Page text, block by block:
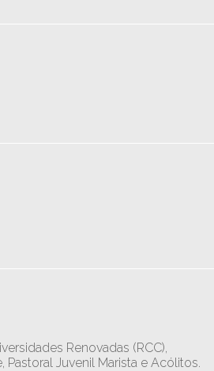
Renovadas (RCC),
Juvenil Marista e Acólitos.